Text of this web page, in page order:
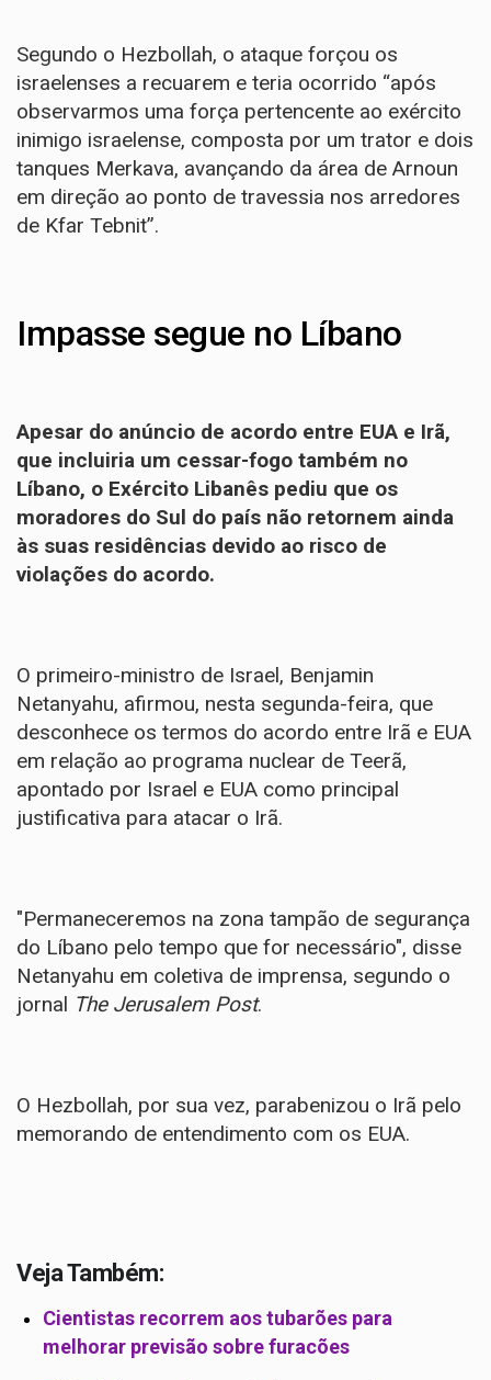
Segundo o Hezbollah, o ataque forçou os
israelenses a recuarem e teria ocorrido “após
observarmos uma força pertencente ao exército
inimigo israelense, composta por um trator e dois
tanques Merkava, avançando da área de Arnoun
em direção ao ponto de travessia nos arredores
de Kfar Tebnit”.
Impasse segue no Líbano
Apesar do anúncio de acordo entre EUA e Irã,
que incluiria um cessar-fogo também no
Líbano, o Exército Libanês pediu que os
moradores do Sul do país não retornem ainda
às suas residências devido ao risco de
violações do acordo.
O primeiro-ministro de Israel, Benjamin
Netanyahu, afirmou, nesta segunda-feira, que
desconhece os termos do acordo entre Irã e EUA
em relação ao programa nuclear de Teerã,
apontado por Israel e EUA como principal
justificativa para atacar o Irã.
"Permaneceremos na zona tampão de segurança
do Líbano pelo tempo que for necessário", disse
Netanyahu em coletiva de imprensa, segundo o
jornal The Jerusalem Post.
O Hezbollah, por sua vez, parabenizou o Irã pelo
memorando de entendimento com os EUA.
Veja Também:
Cientistas recorrem aos tubarões para
melhorar previsão sobre furacões